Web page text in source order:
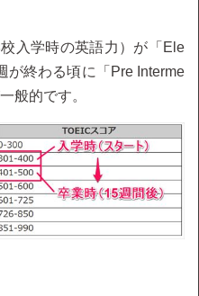
入学時の英語力）が「Ele
が終わる頃に「Pre Interme
般的です。